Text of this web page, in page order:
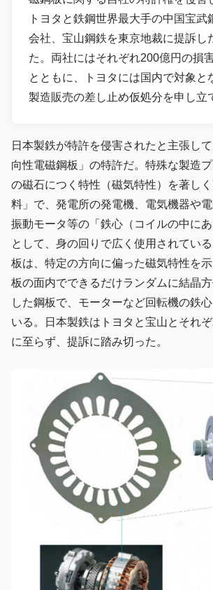
トヨタと鉄鋼世界最大手の中国宝武
会社、宝山鋼鉄を東京地裁に提訴し
た。両社にはそれぞれ200億円の損
とともに、トヨタには国内で対象と
製造販売の差し止め仮処分を申し立
日本製鉄が特許を侵害されたと主張し
向性電磁鋼板」の特許だ。特殊な製造
の磁石につく特性（磁気特性）を著し
料」で、発電所の発電機、電気機器や
振動モータ等の「鉄心（コイルの中にあ
として、身の回りで広く使用されてい
板は、特定の方向に偏った磁気特性を
板の面内でできるだけランダムに結晶
した鋼板で、モーターなど回転機の鉄
いる。日本製鉄はトヨタと宝山とそれ
に至らず、提訴に踏み切った。